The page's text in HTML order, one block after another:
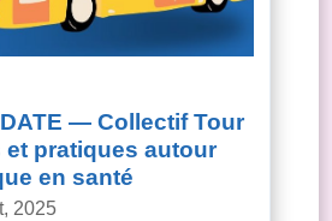
— Collectif Tour
et pratiques autour
en santé
2025